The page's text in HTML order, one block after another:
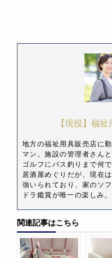
【現役】福
地方の福祉用具販売店に
マン。施設の管理者さん
ゴルフにバス釣りまで何
居酒屋めぐりだが、現在
強いられており、家のソ
ドラ鑑賞が唯一の楽しみ。
関連記事はこちら